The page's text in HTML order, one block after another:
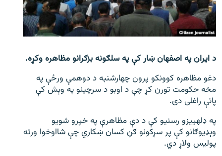
اړیکه
دري پاڼه
Azadi English
راسره ملګري شئ
د ازادې اروپا/ ازادي راډيو ټولې پاڼې
د ایران په اصفهان ښار کې په سلګونه بزګرانو مظاهره وکړه.
دغو مظاهره کوونکو پرون چهارشنبه د دوهمې ورځې په
مخه حکومت تورن کړ چې د اوبو د سرچینو په وېش کې
پاتې راغلی دی.
په ډله‎ییزو رسنیو کې د دې مظاهرې په خپرو شویو
وېډیوګانو کې پر سړکونو ګڼ کسان ښکاري چې شااوخوا ورته
پولیس ولاړ دي.